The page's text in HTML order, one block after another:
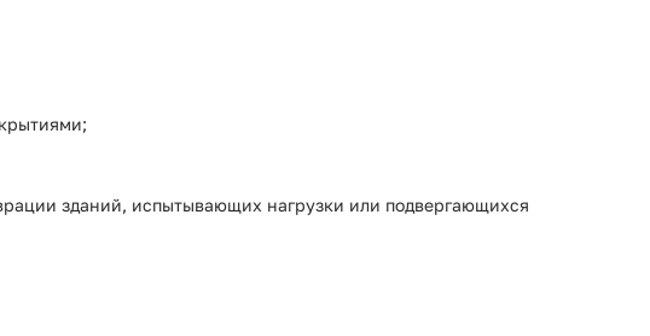
зданий, испытывающих нагрузки или подвергающихся